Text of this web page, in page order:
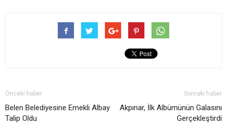
Önceki haber
Belen Belediyesine Emekli Albay
Talip Oldu
Sonraki haber
Akpınar, İlk Albümünün Galasını
Gerçekleştirdi